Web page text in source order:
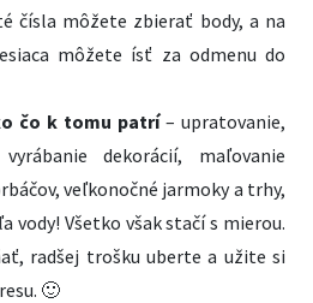
čísla môžete zbierať body, a na
môžete ísť za odmenu do
čo k tomu patrí – upratovanie,
dekorácií, maľovanie
veľkonočné jarmoky a trhy,
vody! Všetko však stačí s mierou.
radšej trošku uberte a užite si
🙂